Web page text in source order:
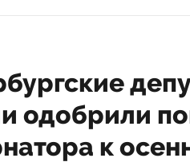
одобрили
к